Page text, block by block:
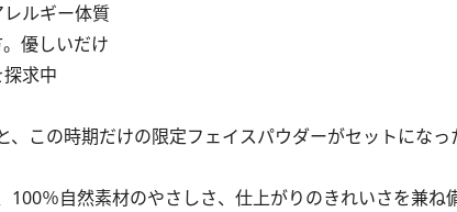
ルギー体質
優しいだけ
求中
この時期だけの限定フェイスパウダーがセットになっ
％自然素材のやさしさ、仕上がりのきれいさを兼ね